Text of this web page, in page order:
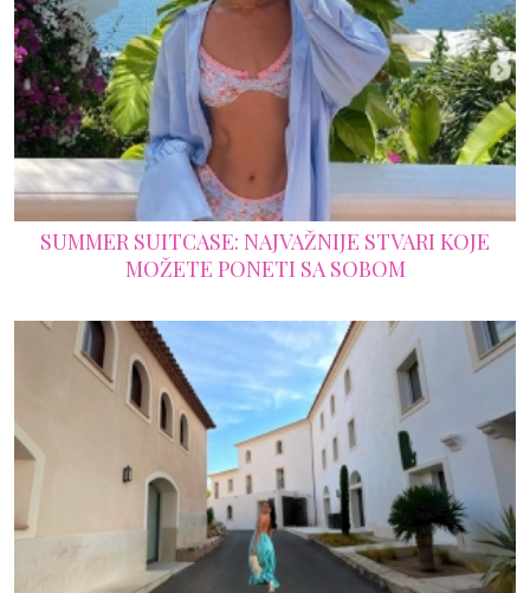
SUMMER SUITCASE: NAJVAŽNIJE STVARI KOJE
MOŽETE PONETI SA SOBOM